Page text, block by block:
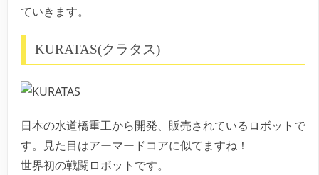
ていきます。
KURATAS(クラタス)
日本の水道橋重工から開発、販売されているロボットで
す。見た目はアーマードコアに似てますね！
世界初の戦闘ロボットです。